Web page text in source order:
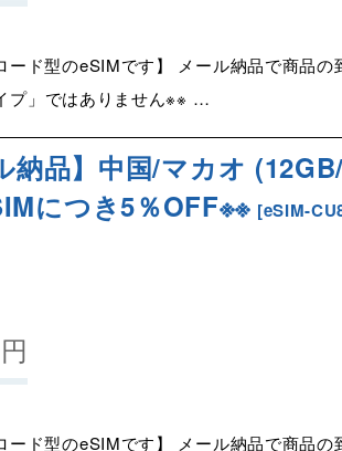
ード型のeSIMです】 メール納品で商品
プ」ではありません※※ …
納品】中国/マカオ
につき5％OFF※※ [eSIM-
円
ード型のeSIMです】 メール納品で商品